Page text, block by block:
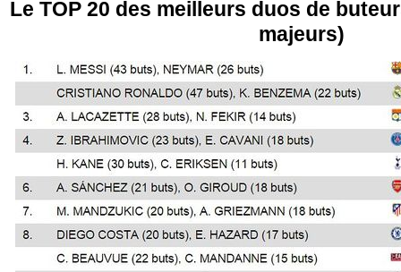
Le TOP 20 des meilleurs duos de
majeurs)